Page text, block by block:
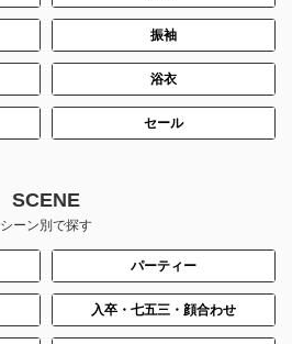
振袖
浴衣
セール
SCENE
シーン別で探す
パーティー
入卒・七五三・顔合わせ